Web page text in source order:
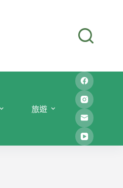
旅遊